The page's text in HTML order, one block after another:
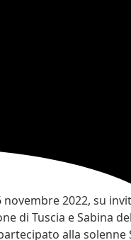
novembre 2022, su
di Tuscia e Sabina
alla